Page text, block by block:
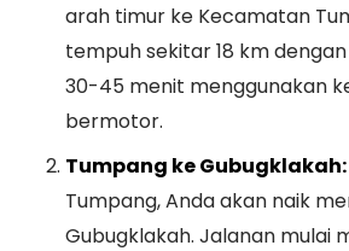
arah timur ke Kecamatan
tempuh sekitar 18 km
30-45 menit menggunakan
bermotor.
Tumpang ke Gubugklakah:
Tumpang, Anda akan naik
Gubugklakah. Jalanan mulai